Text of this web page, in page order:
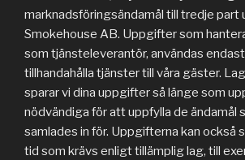
marknadsföringsändamål till tredje part
Smokehouse AB. Uppgifter som
som tjänsteleverantör, användas
tillhandahålla tjänster till våra gäster.
sparar vi dina uppgifter så länge som
nödvändiga för att uppfylla de ändamål
samlades in för. Uppgifterna kan också
tid som krävs enligt tillämplig lag, till